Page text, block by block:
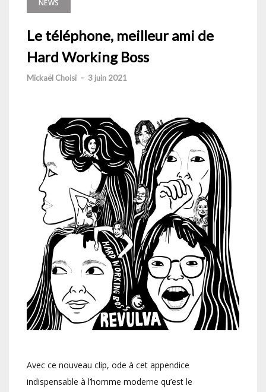
NEWS
Le téléphone, meilleur ami de
Hard Working Boss
Mickaël Choisi - 3 juin 2021
Avec ce nouveau clip, ode à cet appendice
indispensable à l’homme moderne qu’est le